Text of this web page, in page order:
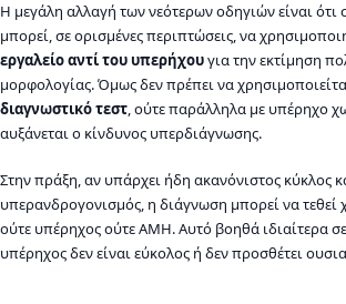
Η μεγάλη αλλαγή των νεότερων οδηγιών είναι ότι
μπορεί, σε ορισμένες περιπτώσεις, να
εργαλείο αντί του υπερήχουγια την εκτίμηση
μορφολογίας. Όμως δεν πρέπει να
διαγνωστικό τεστ, ούτε παράλληλα με υπέρηχο
αυξάνεται ο κίνδυνος υπερδιάγνωσης.
Στην πράξη, αν υπάρχει ήδη ακανόνιστος κύκλος
υπερανδρογονισμός, η διάγνωση μπορεί να τεθεί
ούτε υπέρηχος ούτε AMH. Αυτό βοηθά ιδιαίτερα
υπέρηχος δεν είναι εύκολος ή δεν προσθέτει